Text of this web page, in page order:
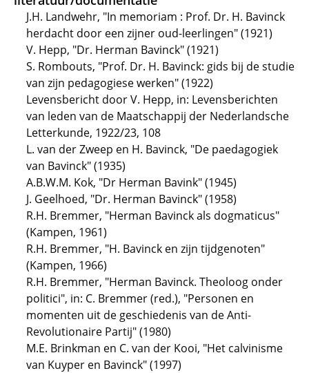
J.H. Landwehr, "In memoriam : Prof. Dr. H. Bavinck
herdacht door een zijner oud-leerlingen" (1921)
V. Hepp, "Dr. Herman Bavinck" (1921)
S. Rombouts, "Prof. Dr. H. Bavinck: gids bij de studie
van zijn pedagogiese werken" (1922)
Levensbericht door V. Hepp, in: Levensberichten
van leden van de Maatschappij der Nederlandsche
Letterkunde, 1922/23, 108
L. van der Zweep en H. Bavinck, "De paedagogiek
van Bavinck" (1935)
A.B.W.M. Kok, "Dr Herman Bavink" (1945)
J. Geelhoed, "Dr. Herman Bavinck" (1958)
R.H. Bremmer, "Herman Bavinck als dogmaticus"
(Kampen, 1961)
R.H. Bremmer, "H. Bavinck en zijn tijdgenoten"
(Kampen, 1966)
R.H. Bremmer, "Herman Bavinck. Theoloog onder
politici", in: C. Bremmer (red.), "Personen en
momenten uit de geschiedenis van de Anti-
Revolutionaire Partij" (1980)
M.E. Brinkman en C. van der Kooi, "Het calvinisme
van Kuyper en Bavinck" (1997)